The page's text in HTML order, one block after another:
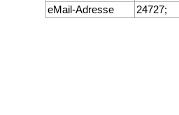
eMail-Adresse 24727;